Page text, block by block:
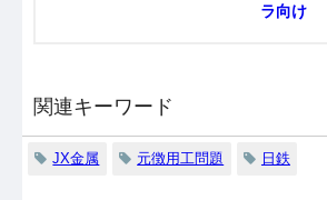
ラ向け
関連キーワード
JX金属 元徴用工問題 日鉄